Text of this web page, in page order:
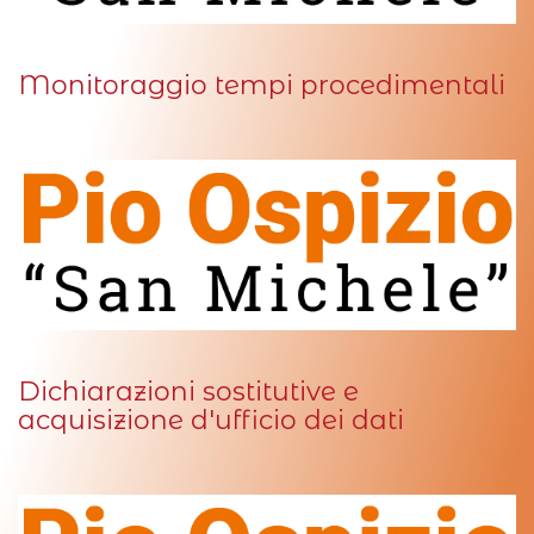
Monitoraggio tempi procedimentali
Dichiarazioni sostitutive e
acquisizione d'ufficio dei dati